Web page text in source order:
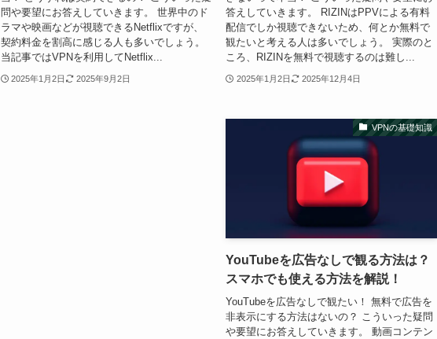
問や要望にお答えしていきます。 世界中のド
ラマや映画などが視聴できるNetflixですが、
契約料金を割高に感じる人も多いでしょう。
当記事ではVPNを利用してNetflix...
2025年1月2日 2025年9月2日
答えしていきます。 RIZINはPPVによる有料
配信でしか視聴できないため、何とか無料で
観たいと考える人は多いでしょう。 実際のと
ころ、RIZINを無料で視聴するのは難し...
2025年1月2日 2025年12月4日
VPNの基礎知識
YouTubeを広告なしで観る方法は？
スマホでも使える方法を解説！
YouTubeを広告なしで観たい！ 無料で広告を
非表示にする方法はないの？ こういった疑問
や要望にお答えしていきます。 動画コンテン